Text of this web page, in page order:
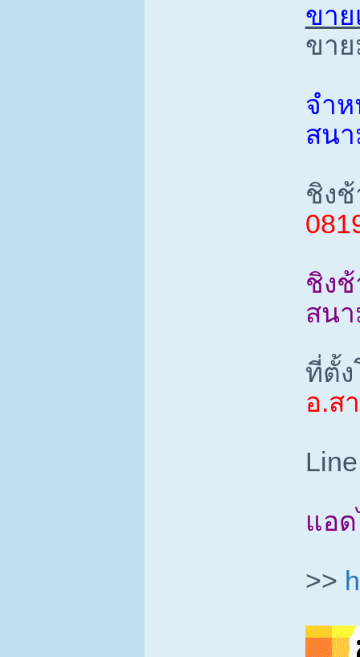
ขาย
ขา
จำห
สน
ชิง
ชิง
สน
ที่ตั้
อ.ส
แอ
>>